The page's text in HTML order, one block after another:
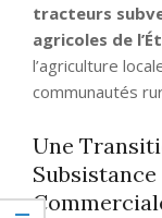
tracteurs
agricoles de
l’agriculture
communautés
Une